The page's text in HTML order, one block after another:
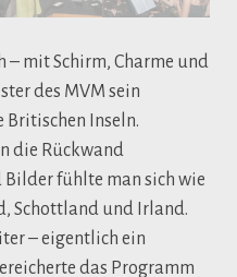
– mit Schirm, Charme und
des MVM sein
Inseln.
die Rückwand
fühlte man sich wie
Schottland und Irland.
– eigentlich ein
das Programm